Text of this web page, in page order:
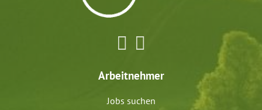
Arbeitnehmer
Jobs suchen